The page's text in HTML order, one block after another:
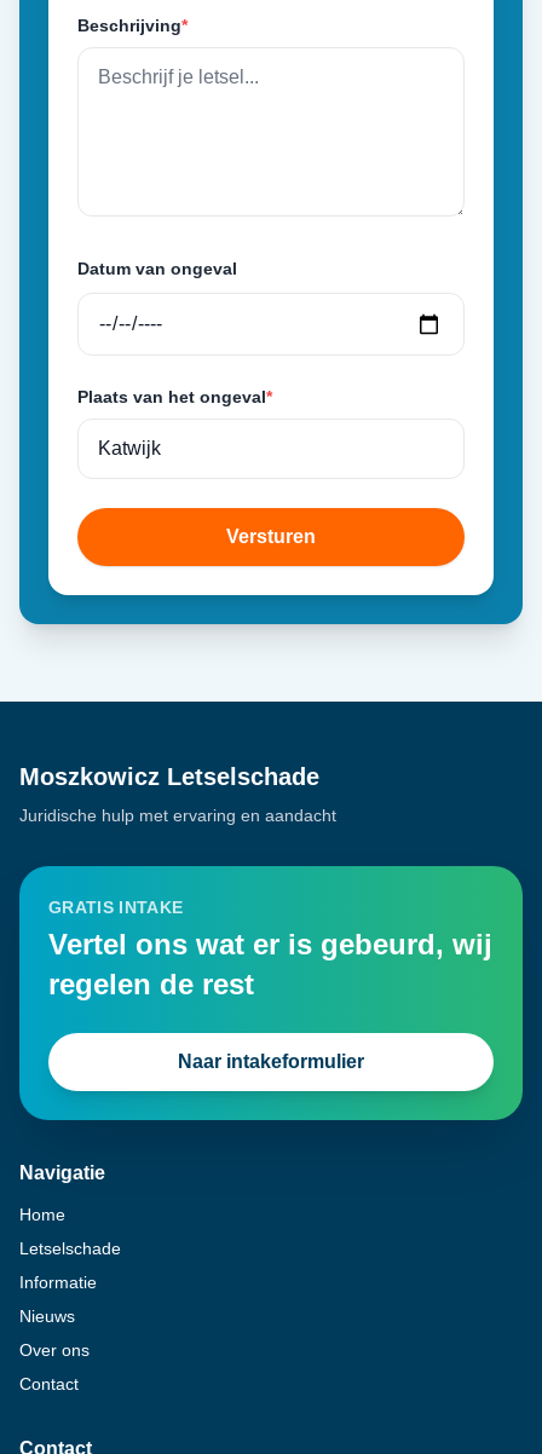
Beschrijving*
Datum van ongeval
Plaats van het ongeval*
Versturen
Moszkowicz Letselschade
Juridische hulp met ervaring en aandacht
GRATIS INTAKE
Vertel ons wat er is gebeurd, wij
regelen de rest
Naar intakeformulier
Navigatie
Home
Letselschade
Informatie
Nieuws
Over ons
Contact
Contact